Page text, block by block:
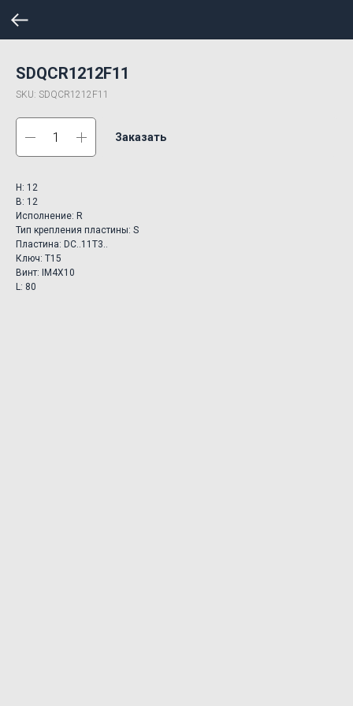
SDQCR1212F11
SKU: SDQCR1212F11
Заказать
H: 12
B: 12
Исполнение: R
Тип крепления пластины: S
Пластина: DC..11T3..
Ключ: T15
Винт: IM4X10
L: 80